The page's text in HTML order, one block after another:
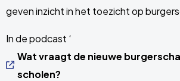
geven inzicht in het toezicht op
In de podcast ‘
Wat vraagt de nieuwe
scholen?